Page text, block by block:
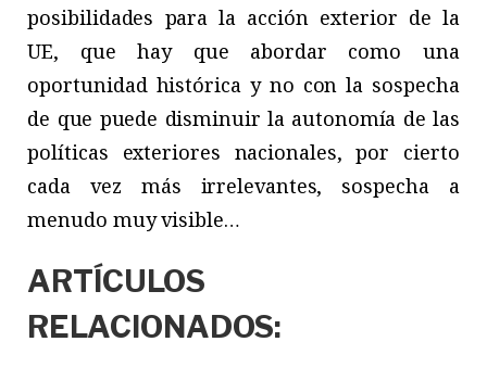
posibilidades para la acción exterior de la
UE, que hay que abordar como una
oportunidad histórica y no con la sospecha
de que puede disminuir la autonomía de las
políticas exteriores nacionales, por cierto
cada vez más irrelevantes, sospecha a
menudo muy visible…
ARTÍCULOS
RELACIONADOS: